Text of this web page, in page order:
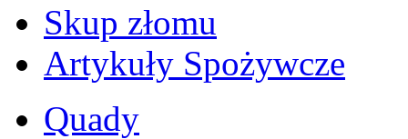
Skup złomu
Artykuły Spożywcze
Quady